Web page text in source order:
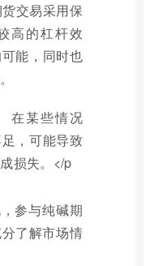
交易采用保
高的杠杆效
能，同时也
在某些情况
，可能导致
损失。</p
参与纯碱期
了解市场情